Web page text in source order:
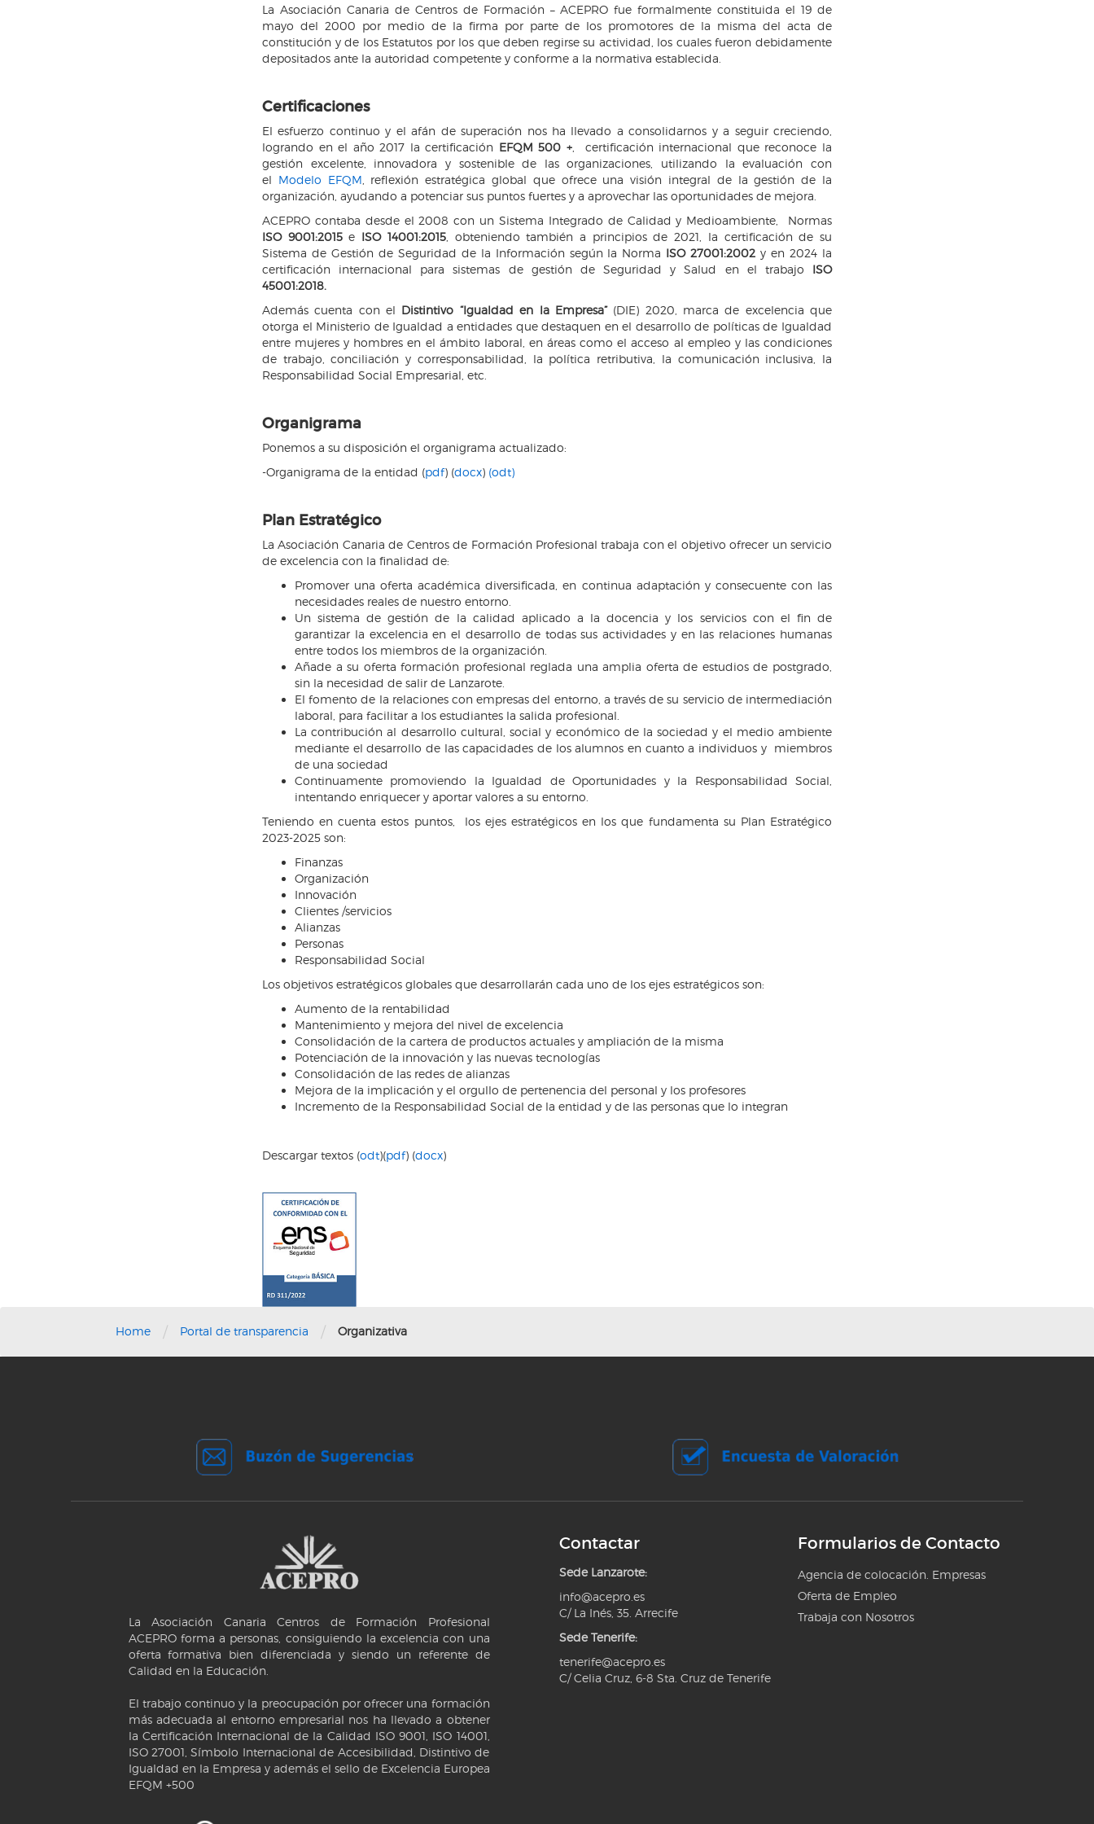
La Asociación Canaria de Centros de Formación – ACEPRO fue formalmente constituida el 19 de
mayo del 2000 por medio de la firma por parte de los promotores de la misma del acta de
constitución y de los Estatutos por los que deben regirse su actividad, los cuales fueron debidamente
depositados ante la autoridad competente y conforme a la normativa establecida.
Certificaciones
El esfuerzo continuo y el afán de superación nos ha llevado a consolidarnos y a seguir creciendo,
logrando en el año 2017 la certificación EFQM 500 +, certificación internacional que reconoce la
gestión excelente, innovadora y sostenible de las organizaciones, utilizando la evaluación con
el Modelo EFQM , reflexión estratégica global que ofrece una visión integral de la gestión de la
organización, ayudando a potenciar sus puntos fuertes y a aprovechar las oportunidades de mejora.
ACEPRO contaba desde el 2008 con un Sistema Integrado de Calidad y Medioambiente, Normas
ISO 9001:2015e ISO 14001:2015, obteniendo también a principios de 2021, la certificación de su
Sistema de Gestión de Seguridad de la Información según la Norma ISO 27001:2002y en 2024 la
certificación internacional para sistemas de gestión de Seguridad y Salud en el trabajo ISO
45001:2018.
Además cuenta con el Distintivo “Igualdad en la Empresa” (DIE) 2020, marca de excelencia que
otorga el Ministerio de Igualdad a entidades que destaquen en el desarrollo de políticas de Igualdad
entre mujeres y hombres en el ámbito laboral, en áreas como el acceso al empleo y las condiciones
de trabajo, conciliación y corresponsabilidad, la política retributiva, la comunicación inclusiva, la
Responsabilidad Social Empresarial, etc.
Organigrama
Ponemos a su disposición el organigrama actualizado:
-Organigrama de la entidad (pdf) (docx) (odt)
Plan Estratégico
La Asociación Canaria de Centros de Formación Profesional trabaja con el objetivo ofrecer un servicio
de excelencia con la finalidad de:
Promover una oferta académica diversificada, en continua adaptación y consecuente con las
necesidades reales de nuestro entorno.
Un sistema de gestión de la calidad aplicado a la docencia y los servicios con el fin de
garantizar la excelencia en el desarrollo de todas sus actividades y en las relaciones humanas
entre todos los miembros de la organización.
Añade a su oferta formación profesional reglada una amplia oferta de estudios de postgrado,
sin la necesidad de salir de Lanzarote.
El fomento de la relaciones con empresas del entorno, a través de su servicio de intermediación
laboral, para facilitar a los estudiantes la salida profesional.
La contribución al desarrollo cultural, social y económico de la sociedad y el medio ambiente
mediante el desarrollo de las capacidades de los alumnos en cuanto a individuos y miembros
de una sociedad
Continuamente promoviendo la Igualdad de Oportunidades y la Responsabilidad Social,
intentando enriquecer y aportar valores a su entorno.
Teniendo en cuenta estos puntos, los ejes estratégicos en los que fundamenta su Plan Estratégico
2023-2025 son:
Finanzas
Organización
Innovación
Clientes /servicios
Alianzas
Personas
Responsabilidad Social
Los objetivos estratégicos globales que desarrollarán cada uno de los ejes estratégicos son:
Aumento de la rentabilidad
Mantenimiento y mejora del nivel de excelencia
Consolidación de la cartera de productos actuales y ampliación de la misma
Potenciación de la innovación y las nuevas tecnologías
Consolidación de las redes de alianzas
Mejora de la implicación y el orgullo de pertenencia del personal y los profesores
Incremento de la Responsabilidad Social de la entidad y de las personas que lo integran
Descargar textos (odt)(pdf) (docx)
Home / Portal de transparencia / Organizativa
La Asociación Canaria Centros de Formación Profesional
ACEPRO forma a personas, consiguiendo la excelencia con una
oferta formativa bien diferenciada y siendo un referente de
Calidad en la Educación.
El trabajo continuo y la preocupación por ofrecer una formación
más adecuada al entorno empresarial nos ha llevado a obtener
la Certificación Internacional de la Calidad ISO 9001, ISO 14001,
ISO 27001, Símbolo Internacional de Accesibilidad, Distintivo de
Igualdad en la Empresa y además el sello de Excelencia Europea
EFQM +500
Contactar
Sede Lanzarote:
info@acepro.es
C/ La Inés, 35. Arrecife
Sede Tenerife:
tenerife@acepro.es
C/ Celia Cruz, 6-8 Sta. Cruz de Tenerife
Formularios de Contacto
Agencia de colocación. Empresas
Oferta de Empleo
Trabaja con Nosotros